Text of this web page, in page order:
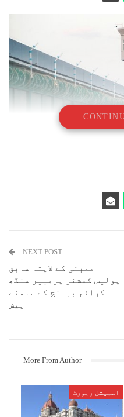
ماہرین نے کہا ہے کہ چینی صوبے
ڈاؤن کی خبریں بالکل
کی ہے اور اس میں سنکیانگ
قائم ایک درجن سے زائد ریاستی
یوٹیوب پر جاری کر دی گئی۔
سے سنکیانگ میں ایسے کیمپوں
مطابق یہ فوٹیج انہی حقائق کی
ملکی ماہرین کو یقین ہے کہ
NEXT POST
ممبئی کے لاپتہ سابق
پولیس کمشنر پرمبیر سنگھ
کرائم برانچ کے سامنے
پیش
More From Author
اسپیشل رپورٹ